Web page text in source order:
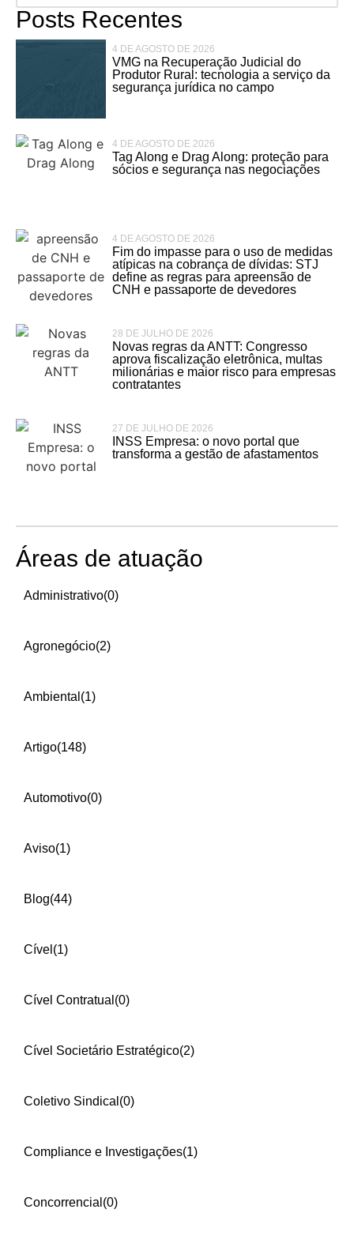
Posts Recentes
4 DE AGOSTO DE 2026
VMG na Recuperação Judicial do
Produtor Rural: tecnologia a serviço da
segurança jurídica no campo
4 DE AGOSTO DE 2026
Tag Along e Drag Along: proteção para
sócios e segurança nas negociações
4 DE AGOSTO DE 2026
Fim do impasse para o uso de medidas
atípicas na cobrança de dívidas: STJ
define as regras para apreensão de
CNH e passaporte de devedores
28 DE JULHO DE 2026
Novas regras da ANTT: Congresso
aprova fiscalização eletrônica, multas
milionárias e maior risco para empresas
contratantes
27 DE JULHO DE 2026
INSS Empresa: o novo portal que
transforma a gestão de afastamentos
Áreas de atuação
Administrativo(0)
Agronegócio(2)
Ambiental (1)
Artigo(148)
Automotivo(0)
Aviso(1)
Blog(44)
Cível (1)
Cível Contratual (0)
Cível Societário Estratégico(2)
Coletivo Sindical (0)
Compliance e Investigações(1)
Concorrencial (0)